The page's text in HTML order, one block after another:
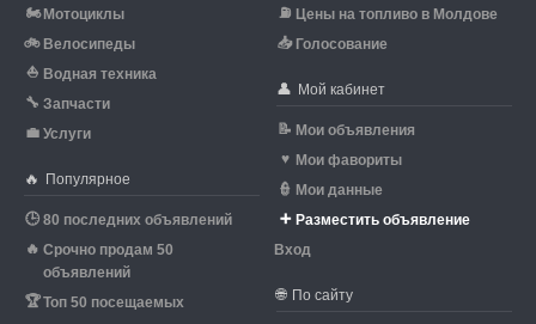
🏍 Мотоциклы
🚲 Велосипеды
⛵ Водная техника
🔧 Запчасти
💼 Услуги
🔥 Популярное
🕒 80 последних объявлений
🔥 Срочно продам 50
объявлений
🏆Топ 50 посещаемых
⛽ Цены на топливо в Молдове
📥 Голосование
👤 Мой кабинет
📝 Мои объявления
♥ Мои фавориты
👮 Мои данные
➕ Разместить объявление
Вход
🌐 По сайту